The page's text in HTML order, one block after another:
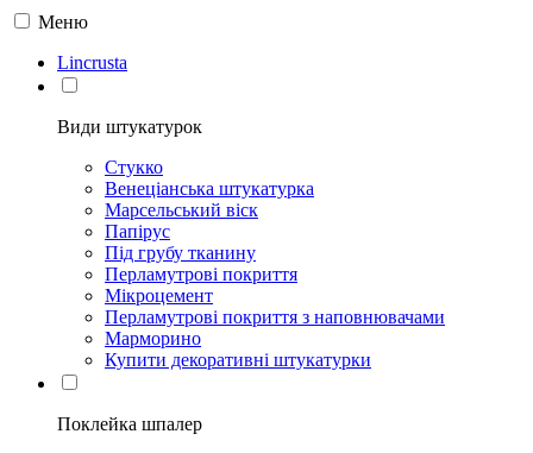
Меню
Lincrusta
Види штукатурок
Стукко
Венеціанська штукатурка
Марсельський віск
Папірус
Під грубу тканину
Перламутрові покриття
Мікроцемент
Перламутрові покриття з наповнювачами
Марморино
Купити декоративні штукатурки
Поклейка шпалер